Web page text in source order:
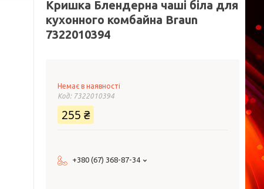
Кришка Блендерна чаші біла для
кухонного комбайна Braun
7322010394
Немає в наявності
Код: 7322010394
255 ₴
+380 (67) 368-87-34